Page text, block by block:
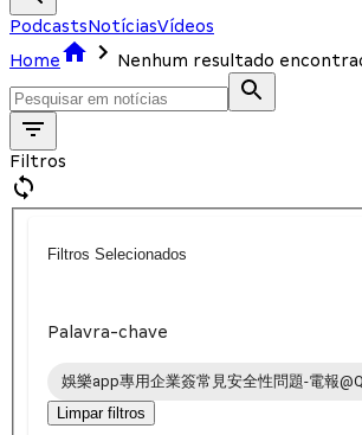
PodcastsNotíciasVídeos
Home
Nenhum resultado
Filtros
Filtros Selecionados
Palavra-chave
娛樂app專用企業簽常見安全性問題-電報
Limpar filtros